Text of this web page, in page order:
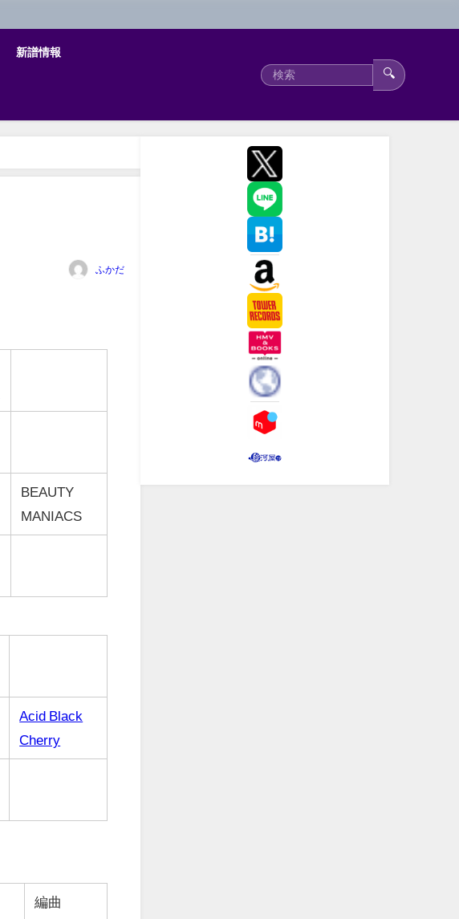
新譜情報
🔍
ふかだ
BEAUTY
MANIACS
Acid Black
Cherry
編曲